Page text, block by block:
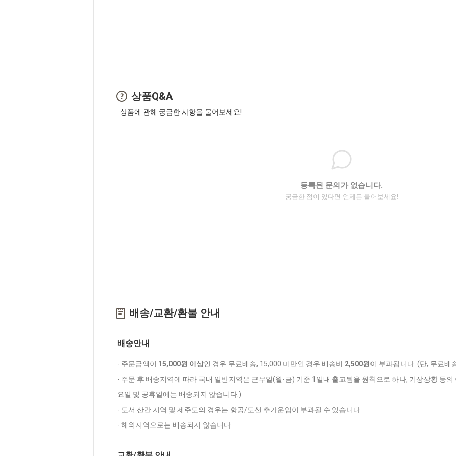
상품Q&A
상품에 관해 궁금한 사항을 물어보세요!
등록된 문의가 없습니다.
궁금한 점이 있다면 언제든 물어보세요!
배송/교환/환불 안내
배송안내
- 주문금액이 15,000원 이상인 경우 무료배송, 15,000 미만인 경우 배송비 2,500원 이 부과됩니다. (단, 무료배
- 주문 후 배송지역에 따라 국내 일반지역은 근무일(월-금) 기준 1일내 출고됨을 원칙으로 하나, 기상상황 등
요일 및 공휴일에는 배송되지 않습니다.)
- 도서 산간 지역 및 제주도의 경우는 항공/도선 추가운임이 부과될 수 있습니다.
- 해외지역으로는 배송되지 않습니다.